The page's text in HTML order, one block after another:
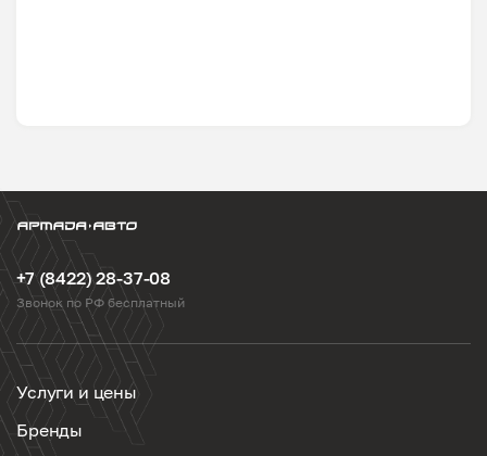
+7 (8422) 28-37-08
Звонок по РФ бесплатный
Услуги и цены
Бренды